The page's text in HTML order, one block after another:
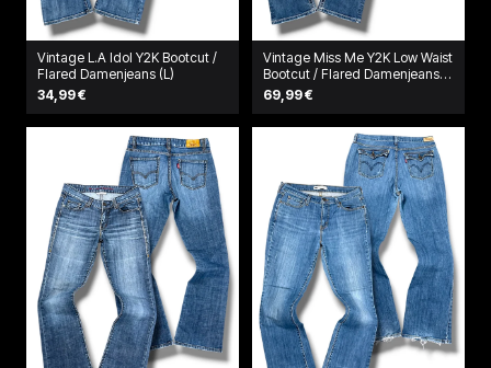
Vintage L.A Idol Y2K Bootcut /
Flared Damenjeans (L)
34,99 €
Vintage Miss Me Y2K Low Waist
Bootcut / Flared Damenjeans
(L)
69,99 €